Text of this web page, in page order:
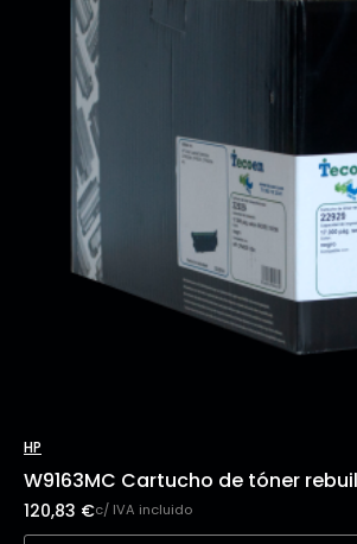
HP
W9163MC Cartucho de tóner
120,83 €c/ IVA incluido